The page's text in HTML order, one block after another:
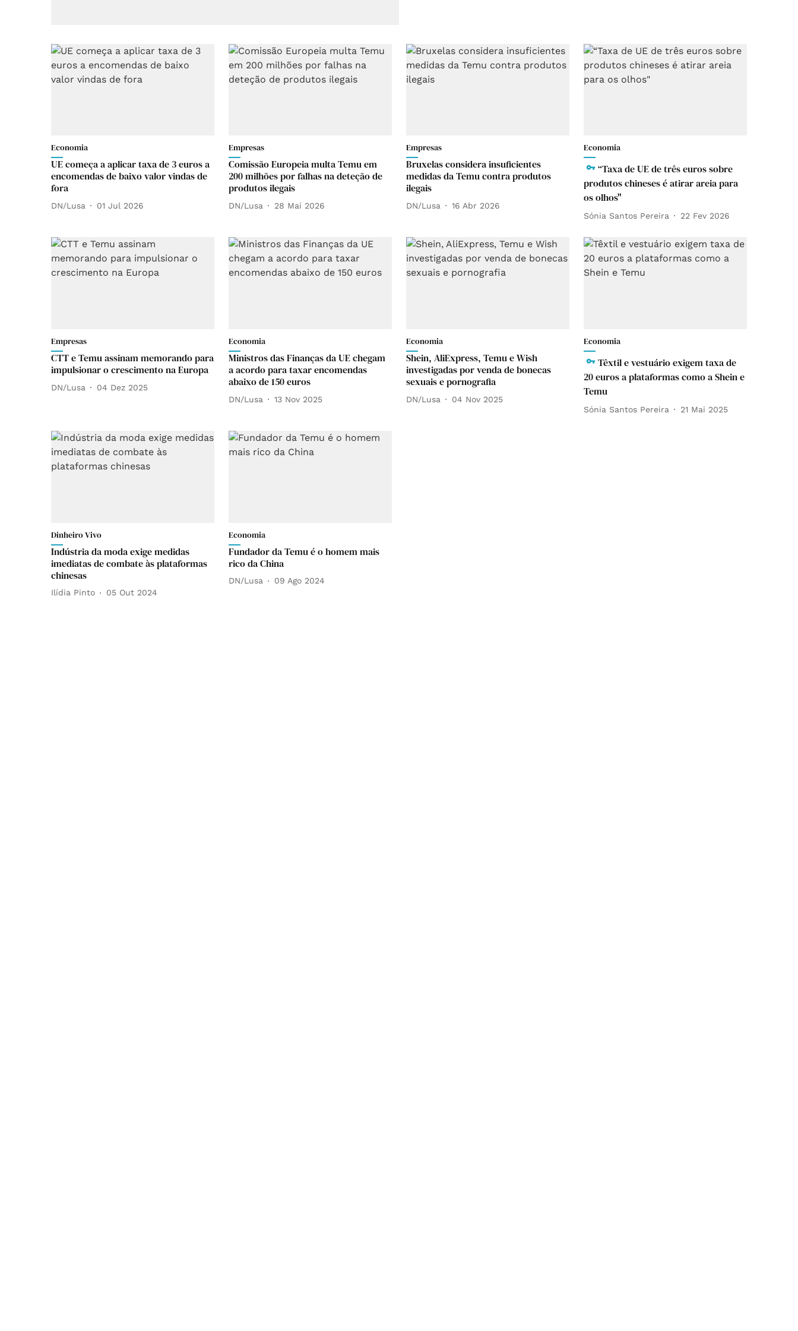
Economia
UE começa a aplicar taxa de 3 euros a
encomendas de baixo valor vindas de
fora
DN/Lusa 01 Jul 2026
Empresas
Comissão Europeia multa Temu em
200 milhões por falhas na deteção de
produtos ilegais
DN/Lusa 28 Mai 2026
Empresas
Bruxelas considera insuficientes
medidas da Temu contra produtos
ilegais
DN/Lusa 16 Abr 2026
Economia
“Taxa de UE de três euros sobre
produtos chineses é atirar areia para
os olhos"
Sónia Santos Pereira 22 Fev 2026
Empresas
CTT e Temu assinam memorando para
impulsionar o crescimento na Europa
DN/Lusa 04 Dez 2025
Economia
Ministros das Finanças da UE chegam
a acordo para taxar encomendas
abaixo de 150 euros
DN/Lusa 13 Nov 2025
Economia
Shein, AliExpress, Temu e Wish
investigadas por venda de bonecas
sexuais e pornografia
DN/Lusa 04 Nov 2025
Economia
Têxtil e vestuário exigem taxa de
20 euros a plataformas como a Shein e
Temu
Sónia Santos Pereira 21 Mai 2025
Dinheiro Vivo
Indústria da moda exige medidas
imediatas de combate às plataformas
chinesas
Ilídia Pinto 05 Out 2024
Economia
Fundador da Temu é o homem mais
rico da China
DN/Lusa 09 Ago 2024